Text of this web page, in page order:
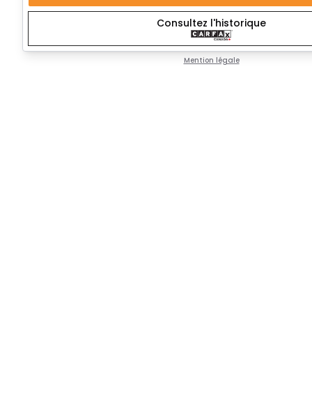
Consultez l'historique
Mention légale